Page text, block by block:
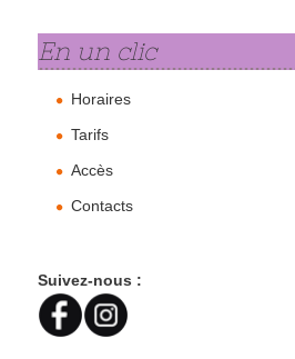
En un clic
Horaires
Tarifs
Accès
Contacts
Suivez-nous :